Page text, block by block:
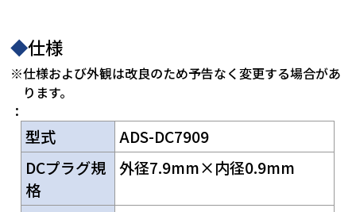
◆仕様
※仕様および外観は改良のため予告なく変更する場合があ
ります。
：
型式
ADS-DC7909
DCプラグ規
格
外径7.9mm×内径0.9mm